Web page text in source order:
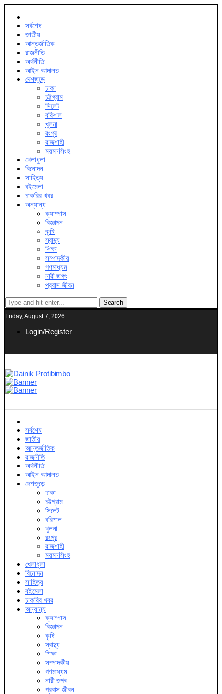
সর্বশেষ
জাতীয়
আন্তর্জাতিক
রাজনীতি
অর্থনীতি
আইন আদালত
দেশজুড়ে
ঢাকা
চট্টগ্রাম
সিলেট
বরিশাল
খুলনা
রংপুর
রাজশাহী
ময়মনসিংহ
খেলাধুলা
বিনোদন
সাহিত্য
বইমেলা
চাকরির খবর
অন্যান্য
ক্যাম্পাস
বিজ্ঞাপন
কৃষি
স্বাস্থ্য
শিক্ষা
সম্পাদকীয়
গণমাধ্যম
নারী জগৎ
প্রবাস জীবন
Search
Friday, August 7, 2026
Login/Register
সর্বশেষ
জাতীয়
আন্তর্জাতিক
রাজনীতি
অর্থনীতি
আইন আদালত
দেশজুড়ে
ঢাকা
চট্টগ্রাম
সিলেট
বরিশাল
খুলনা
রংপুর
রাজশাহী
ময়মনসিংহ
খেলাধুলা
বিনোদন
সাহিত্য
বইমেলা
চাকরির খবর
অন্যান্য
ক্যাম্পাস
বিজ্ঞাপন
কৃষি
স্বাস্থ্য
শিক্ষা
সম্পাদকীয়
গণমাধ্যম
নারী জগৎ
প্রবাস জীবন